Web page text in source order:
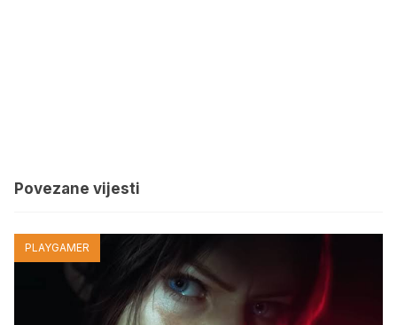
Povezane vijesti
PLAYGAMER